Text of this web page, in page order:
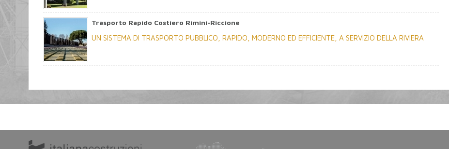
Trasporto Rapido Costiero Rimini-Riccione
UN SISTEMA DI TRASPORTO PUBBLICO, RAPIDO, MODERNO ED EFFICIENTE, A SERVIZIO DELLA RIVIERA